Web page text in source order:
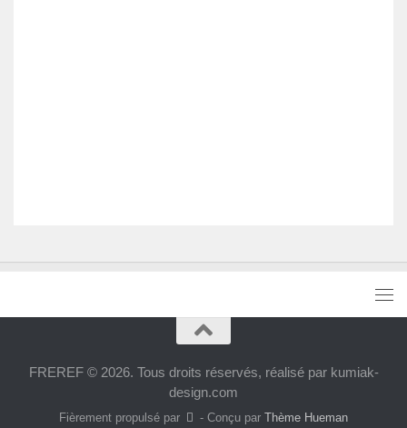
FREREF © 2026. Tous droits réservés, réalisé par kumiak-
design.com
Fièrement propulsé par - Conçu par Thème Hueman